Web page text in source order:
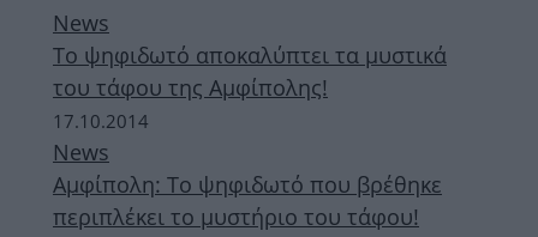
News
Το ψηφιδωτό αποκαλύπτει τα μυστικά
του τάφου της Αμφίπολης!
17.10.2014
News
Αμφίπολη: To ψηφιδωτό που βρέθηκε
περιπλέκει το μυστήριο του τάφου!